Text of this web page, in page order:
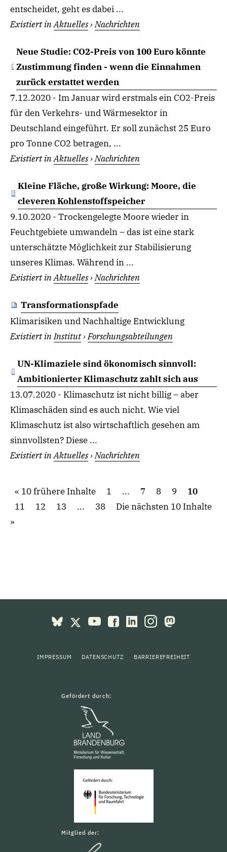
entscheidet, geht es dabei ...
Existiert inAktuelles›Nachrichten
Neue Studie: CO2-Preis von 100 Euro könnte
Zustimmung finden - wenn die Einnahmen
zurück erstattet werden
7.12.2020 - Im Januar wird erstmals ein CO2-Preis
für den Verkehrs- und Wärmesektor in
Deutschland eingeführt. Er soll zunächst 25 Euro
pro Tonne CO2 betragen, ...
Existiert inAktuelles›Nachrichten
Kleine Fläche, große Wirkung: Moore, die
cleveren Kohlenstoffspeicher
9.10.2020 - Trockengelegte Moore wieder in
Feuchtgebiete umwandeln – das ist eine stark
unterschätzte Möglichkeit zur Stabilisierung
unseres Klimas. Während in ...
Existiert inAktuelles›Nachrichten
Transformationspfade
Klimarisiken und Nachhaltige Entwicklung
Existiert inInstitut›Forschungsabteilungen
UN-Klimaziele sind ökonomisch sinnvoll:
Ambitionierter Klimaschutz zahlt sich aus
13.07.2020 - Klimaschutz ist nicht billig – aber
Klimaschäden sind es auch nicht. Wie viel
Klimaschutz ist also wirtschaftlich gesehen am
sinnvollsten? Diese ...
Existiert inAktuelles›Nachrichten
10 frühere Inhalte 1 ... 7 8 9
10
11
12 13 ... 38 Die nächsten 10 Inhalte
IMPRESSUM DATENSCHUTZ BARRIEREFREIHEIT
Gefördert durch:
Mitglied der: